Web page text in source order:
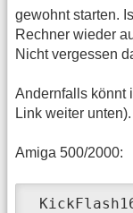
gewohnt starten.
Rechner wieder
Nicht vergessen
Andernfalls könnt
Link weiter unten).
Amiga 500/2000: